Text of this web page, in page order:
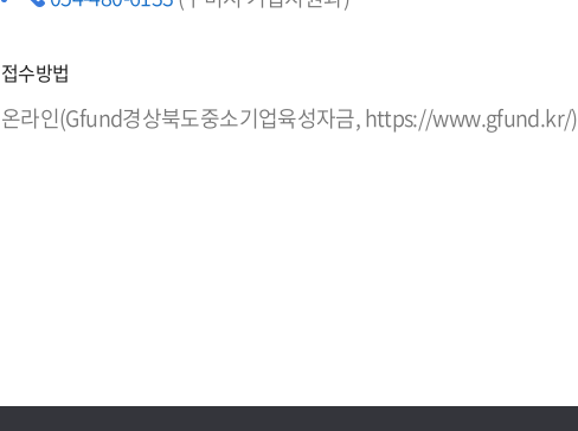
접수방법
온라인(Gfund경상북도중소기업육성자금,https://www.gfund.kr/)